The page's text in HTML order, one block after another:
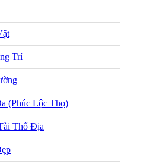
Trí
(Phúc Lộc Thọ)
Thổ Địa